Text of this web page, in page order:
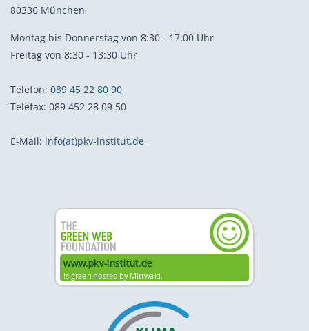
80336 München
Montag bis Donnerstag von 8:30 - 17:00 Uhr
Freitag von 8:30 - 13:30 Uhr
Telefon: 089 45 22 80 90
Telefax: 089 452 28 09 50
E-Mail: info(at)pkv-institut.de